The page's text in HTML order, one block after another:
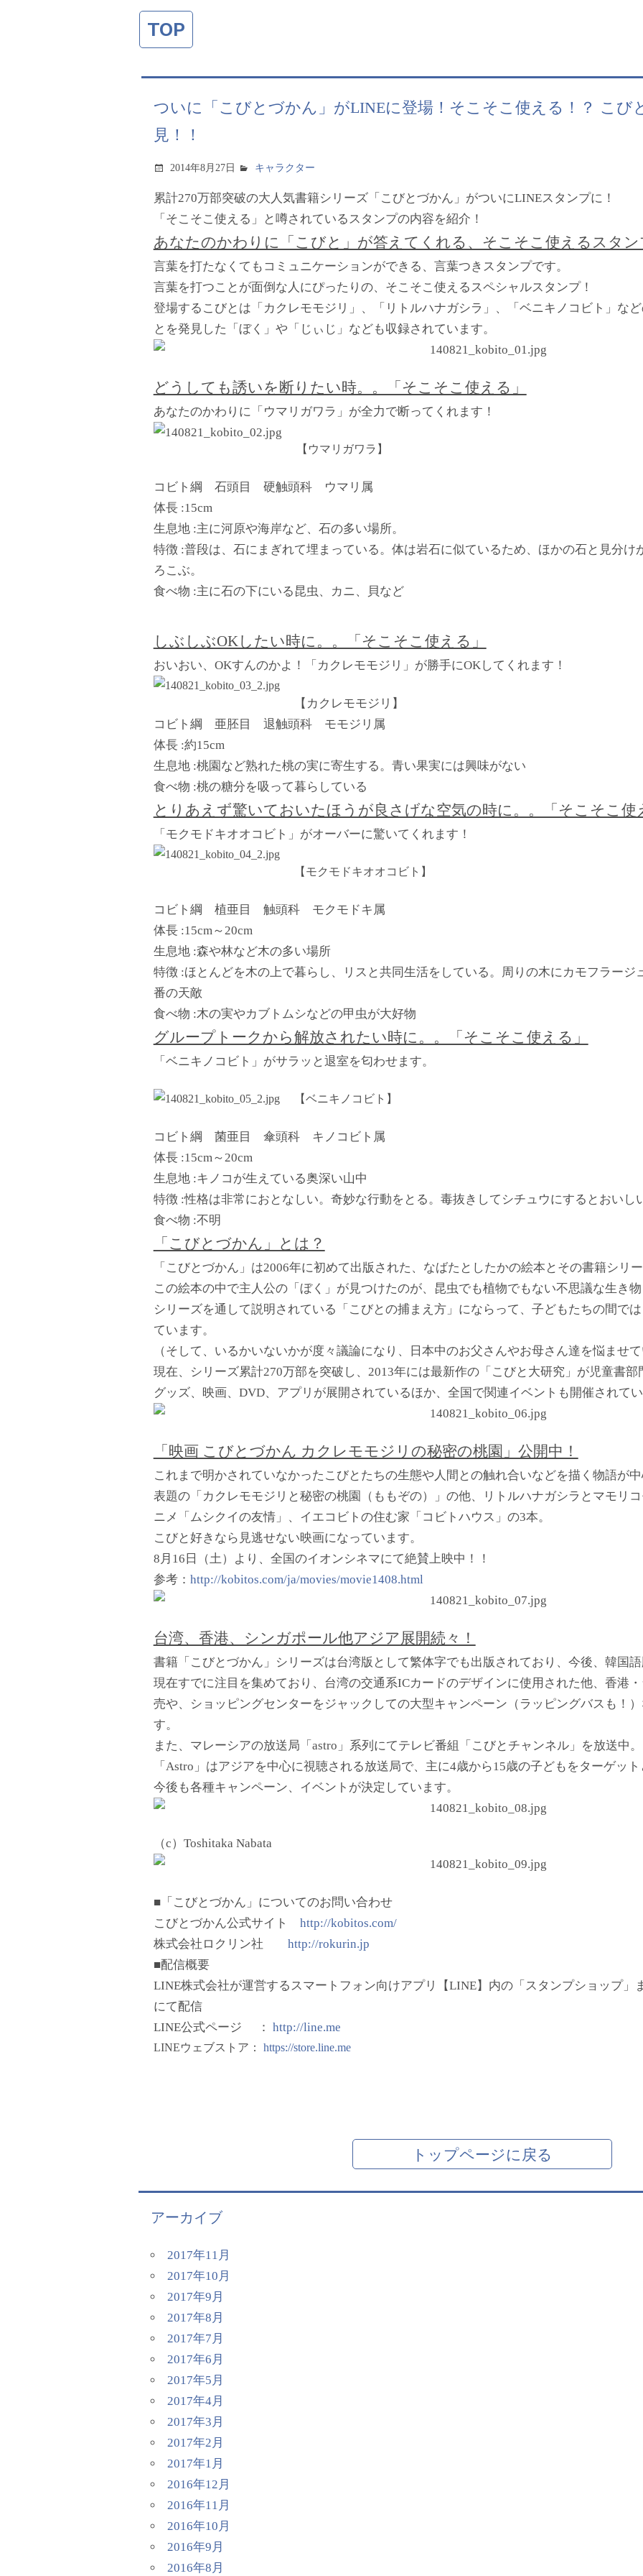
TOP
ついに「こびとづかん」がLINEに登場！そこそこ使える！？ こび
見！！
2014年8月27日 キャラクター
累計270万部突破の大人気書籍シリーズ「こびとづかん」がついにLINEスタンプに！
「そこそこ使える」と噂されているスタンプの内容を紹介！
あなたのかわりに「こびと」が答えてくれる、そこそこ使えるスタン
言葉を打たなくてもコミュニケーションができる、言葉つきスタンプです。
言葉を打つことが面倒な人にぴったりの、そこそこ使えるスペシャルスタンプ！
登場するこびとは「カクレモモジリ」、「リトルハナガシラ」、「ベニキノコビト」な
とを発見した「ぼく」や「じぃじ」なども収録されています。
どうしても誘いを断りたい時。。「そこそこ使える」
あなたのかわりに「ウマリガワラ」が全力で断ってくれます！
【ウマリガワラ】
コビト綱 石頭目 硬触頭科 ウマリ属
体長 :15cm
生息地 :主に河原や海岸など、石の多い場所。
特徴 :普段は、石にまぎれて埋まっている。体は岩石に似ているため、ほかの石と見分け
ろこぶ。
食べ物 :主に石の下にいる昆虫、カニ、貝など
しぶしぶOKしたい時に。。「そこそこ使える」
おいおい、OKすんのかよ！「カクレモモジリ」が勝手にOKしてくれます！
【カクレモモジリ】
コビト綱 亜胚目 退触頭科 モモジリ属
体長 :約15cm
生息地 :桃園など熟れた桃の実に寄生する。青い果実には興味がない
食べ物 :桃の糖分を吸って暮らしている
とりあえず驚いておいたほうが良さげな空気の時に。。「そこそこ使
「モクモドキオオコビト」がオーバーに驚いてくれます！
【モクモドキオオコビト】
コビト綱 植亜目 触頭科 モクモドキ属
体長 :15cm～20cm
生息地 :森や林など木の多い場所
特徴 :ほとんどを木の上で暮らし、リスと共同生活をしている。周りの木にカモフラージ
番の天敵
食べ物 :木の実やカブトムシなどの甲虫が大好物
グループトークから解放されたい時に。。「そこそこ使える」
「ベニキノコビト」がサラッと退室を匂わせます。
【ベニキノコビト】
コビト綱 菌亜目 傘頭科 キノコビト属
体長 :15cm～20cm
生息地 :キノコが生えている奥深い山中
特徴 :性格は非常におとなしい。奇妙な行動をとる。毒抜きしてシチュウにするとおいし
食べ物 :不明
「こびとづかん」とは？
「こびとづかん」は2006年に初めて出版された、なばたとしたかの絵本とその書籍シリ
この絵本の中で主人公の「ぼく」が見つけたのが、昆虫でも植物でもない不思議な生き
シリーズを通して説明されている「こびとの捕まえ方」にならって、子どもたちの間で
ています。
（そして、いるかいないかが度々議論になり、日本中のお父さんやお母さん達を悩ませ
現在、シリーズ累計270万部を突破し、2013年には最新作の「こびと大研究」が児童書
グッズ、映画、DVD、アプリが展開されているほか、全国で関連イベントも開催されて
「映画 こびとづかん カクレモモジリの秘密の桃園」公開中！
これまで明かされていなかったこびとたちの生態や人間との触れ合いなどを描く物語が
表題の「カクレモモジリと秘密の桃園（ももぞの）」の他、リトルハナガシラとマモリ
ニメ「ムシクイの友情」、イエコビトの住む家「コビトハウス」の3本。
こびと好きなら見逃せない映画になっています。
8月16日（土）より、全国のイオンシネマにて絶賛上映中！！
参考： http://kobitos.com/ja/movies/movie1408.html
台湾、香港、シンガポール他アジア展開続々！
書籍「こびとづかん」シリーズは台湾版として繁体字でも出版されており、今後、韓国
現在すでに注目を集めており、台湾の交通系ICカードのデザインに使用された他、香港
売や、ショッピングセンターをジャックしての大型キャンペーン（ラッピングバスも！
す。
また、マレーシアの放送局「astro」系列にてテレビ番組「こびとチャンネル」を放送中
「Astro」はアジアを中心に視聴される放送局で、主に4歳から15歳の子どもをターゲッ
今後も各種キャンペーン、イベントが決定しています。
（c）Toshitaka Nabata
■「こびとづかん」についてのお問い合わせ
こびとづかん公式サイト http://kobitos.com/
株式会社ロクリン社 http://rokurin.jp
■配信概要
LINE株式会社が運営するスマートフォン向けアプリ【LINE】内の「スタンプショップ」
にて配信
LINE公式ページ ： http://line.me
LINEウェブストア： https://store.line.me
トップページに戻る
アーカイブ
2017年11月
2017年10月
2017年9月
2017年8月
2017年7月
2017年6月
2017年5月
2017年4月
2017年3月
2017年2月
2017年1月
2016年12月
2016年11月
2016年10月
2016年9月
2016年8月